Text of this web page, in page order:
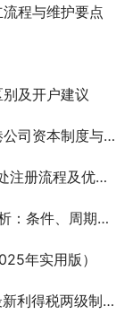
程与维护要点
及开户建议
本制度与实缴要求
流程及优势解析
、费用与后续义务
年实用版）
得税两级制详解